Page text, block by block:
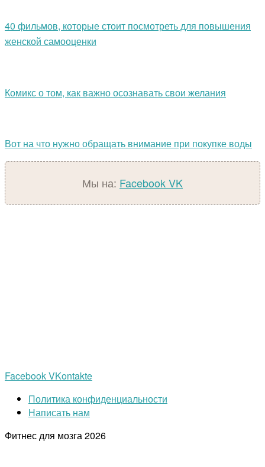
40 фильмов, которые стоит посмотреть для повышения
женской самооценки
Комикс о том, как важно осознавать свои желания
Вот на что нужно обращать внимание при покупке воды
Мы на: FacebookVK
FacebookVKontakte
Политика конфиденциальности
Написать нам
Фитнес для мозга2026